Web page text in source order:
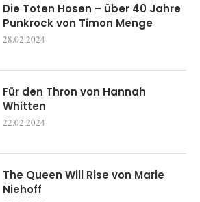
Die Toten Hosen – über 40 Jahre
Punkrock von Timon Menge
28.02.2024
Für den Thron von Hannah
Whitten
22.02.2024
The Queen Will Rise von Marie
Niehoff